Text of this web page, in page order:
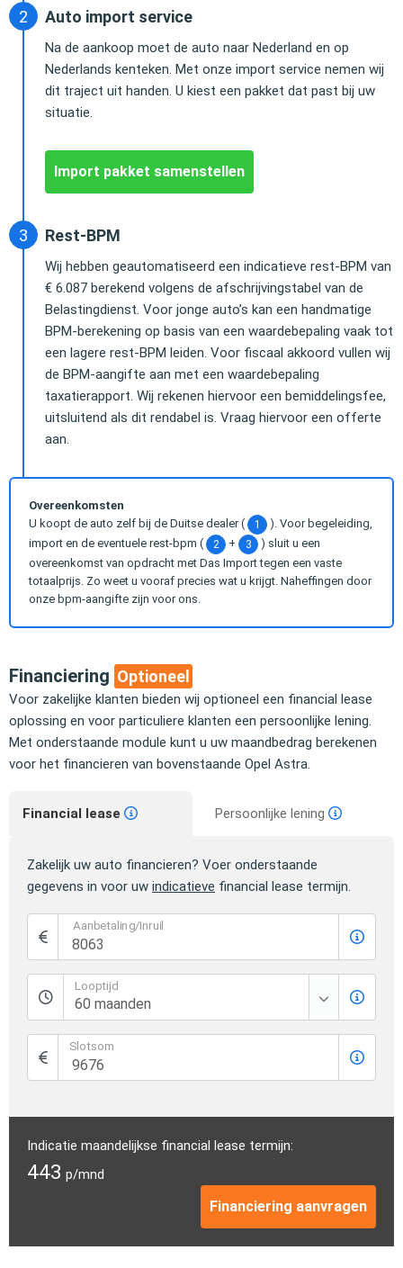
Auto import service
Na de aankoop moet de auto naar Nederland en op
Nederlands kenteken. Met onze import service nemen wij
dit traject uit handen. U kiest een pakket dat past bij uw
situatie.
Import pakket samenstellen
Rest-BPM
Wij hebben geautomatiseerd een indicatieve rest-BPM van
€ 6.087 berekend volgens de afschrijvingstabel van de
Belastingdienst. Voor jonge auto’s kan een handmatige
BPM-berekening op basis van een waardebepaling vaak tot
een lagere rest-BPM leiden. Voor fiscaal akkoord vullen wij
de BPM-aangifte aan met een waardebepaling
taxatierapport. Wij rekenen hiervoor een bemiddelingsfee,
uitsluitend als dit rendabel is. Vraag hiervoor een offerte
aan.
Overeenkomsten
U koopt de auto zelf bij de Duitse dealer (
1
). Voor begeleiding,
import en de eventuele rest-bpm (
2 + 3
) sluit u een
overeenkomst van opdracht met Das Import tegen een vaste
totaalprijs. Zo weet u vooraf precies wat u krijgt. Naheffingen door
onze bpm-aangifte zijn voor ons.
Financiering Optioneel
Voor zakelijke klanten bieden wij optioneel een financial lease
oplossing en voor particuliere klanten een persoonlijke lening.
Met onderstaande module kunt u uw maandbedrag berekenen
voor het financieren van bovenstaande Opel Astra.
Financial lease Persoonlijke lening
Zakelijk uw auto financieren? Voer onderstaande
gegevens in voor uw indicatieve financial lease termijn.
Aanbetaling/Inruil
Looptijd
Slotsom
Indicatie maandelijkse financial lease termijn:
443 p/mnd
Financiering aanvragen